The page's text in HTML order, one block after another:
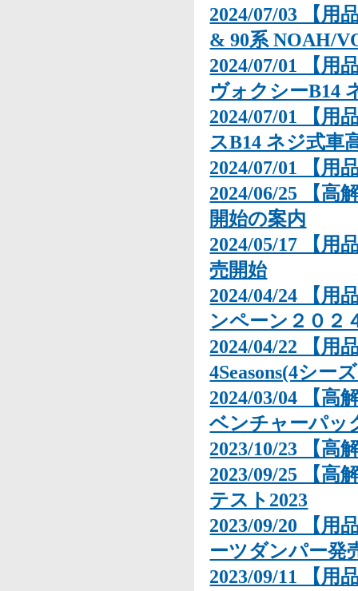
2024/07/03 【用
& 90系 NOAH/
2024/07/01 【用
ヴォクシーB14
2024/07/01 【用
スB14 ネジ式車
2024/07/01 【
2024/06/25 【高
開始の案内
2024/05/17 【用
売開始
2024/04/24 【用
ンペーン２０２
2024/04/22 【用
4Seasons(4シー
2024/03/04 【高
ベンチャーパッ
2023/10/23 【高
2023/09/25 【高
テスト2023
2023/09/20 【用
ーツダンパー発
2023/09/11 【用